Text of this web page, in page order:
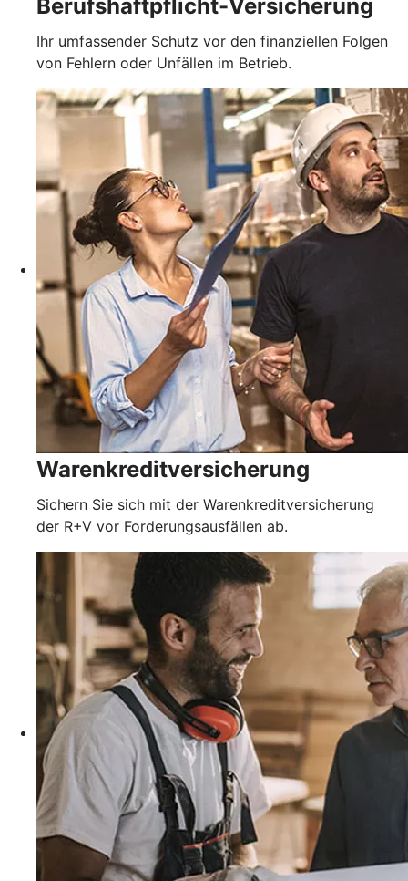
Berufshaftpflicht-Versicherung
Ihr umfassender Schutz vor den finanziellen Folgen
von Fehlern oder Unfällen im Betrieb.
Warenkreditversicherung
Sichern Sie sich mit der Warenkreditversicherung
der R+V vor Forderungsausfällen ab.